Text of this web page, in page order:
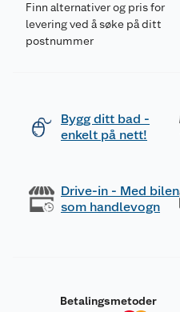
Finn alternativer og pris for
levering ved å søke på ditt
postnummer
Bygg ditt bad -
enkelt på nett!
Drive-in - Med bilen
som handlevogn
Betalingsmetoder